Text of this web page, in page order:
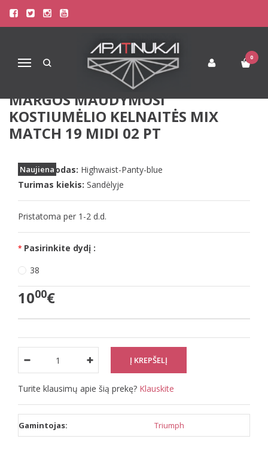
Navigacija
0
Pagrindinis
Paplūdimio Apranga
Maudymosi Kostiumėliai / Maudymukai
kelnaitės Mix Match 19 Midi 02 pt
TRIUMPH 38(M) DYDŽIO JUODOS
MARGOS MAUDYMOSI
KOSTIUMĖLIO KELNAITĖS MIX
MATCH 19 MIDI 02 PT
Naujiena
Prekės kodas: Highwaist-Panty-blue
Turimas kiekis: Sandėlyje
Pristatoma per 1-2 d.d.
Pasirinkite dydį :
38
1000€
Turite klausimų apie šią prekę? Klauskite
Gamintojas: Triumph